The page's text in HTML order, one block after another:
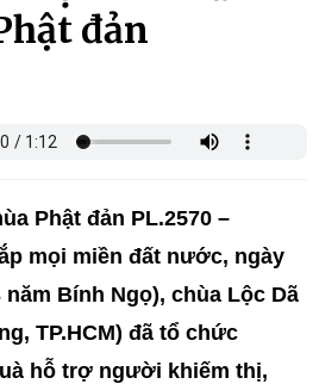
đản
Phật đản PL.2570 –
mọi miền đất nước, ngày
năm Bính Ngọ), chùa Lộc Dã
TP.HCM) đã tổ chức
hỗ trợ người khiếm thị,